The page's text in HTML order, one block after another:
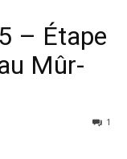
– Étape
Mûr-
1